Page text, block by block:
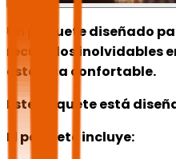
Un paquete diseñado
recuerdos inolvidables
estancia confortable.
Este paquete está
El paquete incluye: